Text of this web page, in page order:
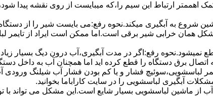
اهممتر ارﺗﺒﺎط اﯾﻦ ﺳﯿﻢ را،ﮐﻪ میبایست از روی ﻧﻘﺸﻪ ﭘﯿﺪا
ﺷﺮوع ﺑﻪ آﺑﮕﯿﺮی میکند.نحوه رﻓﻊ:می بایست ﺷﯿﺮ را از
همان خرابی شیر برقی است.اما ممکن است ایراد از تایمر
نمیشود.نحوه رﻓﻊ:اﮔﺮ در ﻣﺪت آﺑﮕﯿﺮی،آب درون دﯾﮓ ﺑﺴﯿﺎر
برق دستگاه را قطع کرده اید اما همچنان آب به داخل
لباسشویی،سوئیچ فشار و یا کم بودن فشار آب شیلنگ
آبگیری لباسشویی را در سایت کاراباما بخوانید.
آب از ماشین لباسشویی بسیار شایع است.این مشکل می تواند